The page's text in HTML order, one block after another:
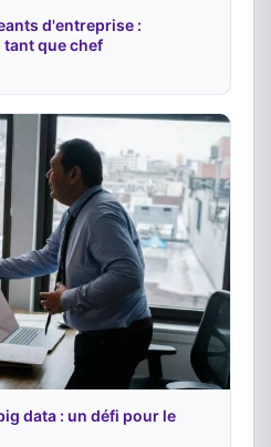
d'entreprise :
que chef
data : un défi pour le